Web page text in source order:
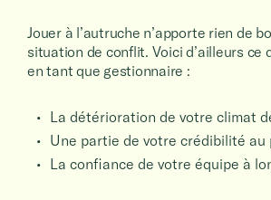
Jouer à l’autruche n’apporte rien de
situation de conflit. Voici d’ailleurs ce
en tant que gestionnaire :
La détérioration de votre climat
Une partie de votre crédibilité au
La confiance de votre équipe à